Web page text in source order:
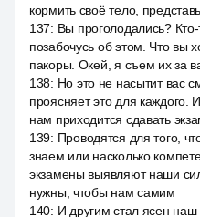
кормить своё тело,
137: Вы проголодались?
позабочусь об этом. Что вы
пакоры. Окей, я съем их за
138: Но это не насытит вас
проясняет это для каждого.
нам приходится сдавать
139: Проводятся для того,
знаем или насколько
экзамены выявляют наши
нужны, чтобы нам самим
140: И другим стал ясен